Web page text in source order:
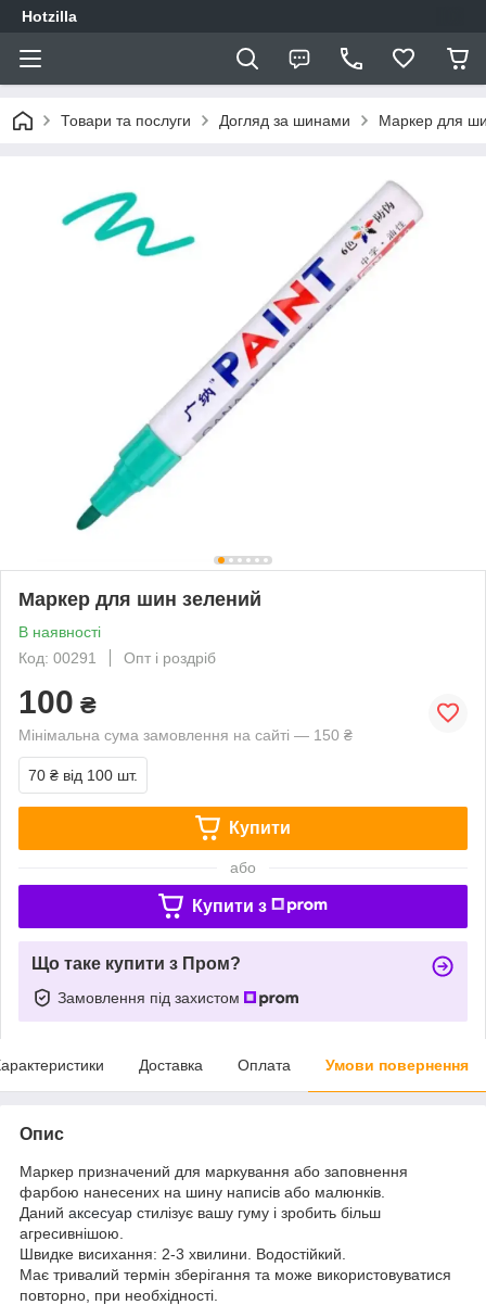
Hotzilla
Товари та послуги Догляд за шинами Маркер для
Маркер для шин зелений
В наявності
Код: 00291
Опт і роздріб
100 ₴
Мінімальна сума замовлення на сайті — 150 ₴
70 ₴ від 100 шт.
Купити
або
Купити з
Що таке купити з Пром?
Замовлення під захистом
Доставка Оплата Умови повернення
Опис
Маркер призначений для маркування або заповнення
фарбою нанесених на шину написів або малюнків.
Даний аксесуар стилізує вашу гуму і зробить більш
агресивнішою.
Швидке висихання: 2-3 хвилини. Водостійкий.
Має тривалий термін зберігання та може використовуватися
повторно, при необхідності.